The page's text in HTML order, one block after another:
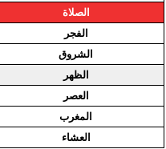
الصلاة
الفجر
الشروق
الظهر
العصر
المغرب
العشاء